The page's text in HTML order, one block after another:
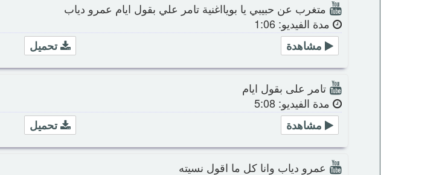
متغرب عن حبيبي يا بويااغنية تامر علي بقول ايام عمرو دياب
مدة الفيديو: 1:06
تحميل
مشاهدة
تامر على بقول ايام
مدة الفيديو: 5:08
تحميل
مشاهدة
عمرو دياب وانا كل ما اقول نسيته